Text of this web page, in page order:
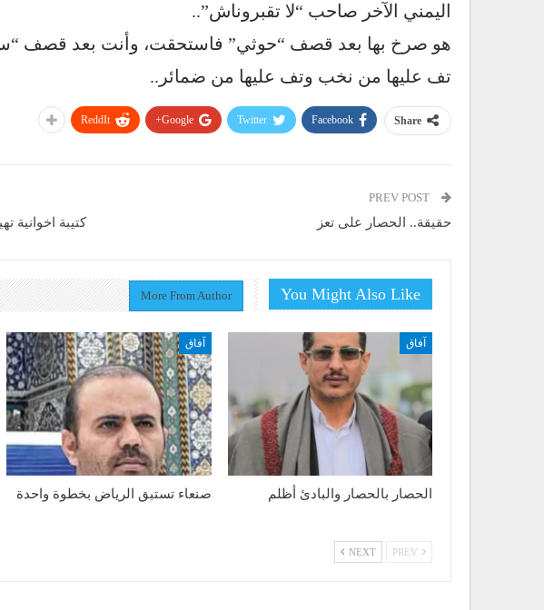
اليمني الآخر صاحب “لا تقبروناش”..
هو صرخ بها بعد قصف “حوثي” فاستحقت، وأنت بعد قصف
تف عليها من نخب وتف عليها من ضمائر..
Share
Facebook
Twitter
Google+
ReddIt
حقيقة.. الحصار على تعز كتيبة اخوانية
You Might Also Like
More From Author
آفاق
الحصار بالحصار والبادئ أظلم
آفاق
صنعاء تستبق الرياض بخطوة واحدة
NEXT